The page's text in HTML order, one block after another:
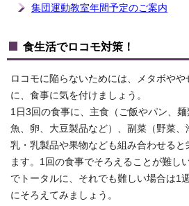
集団運動教室年間予定のご案内
食生活でロコモ対策！
ロコモに陥らないためには、メタボやや
に、食事に気を付けましょう。
1日3回の食事に、主食（ご飯やパン、麺
魚、卵、大豆製品など）、副菜（野菜
乳・乳製品や果物なども組み合わせると
ます。1回の食事でそろえることが難し
でトータルに、それでも難しい場合は1
にそろえてみましょう。